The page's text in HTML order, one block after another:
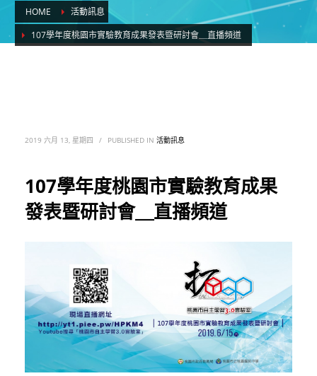
HOME
活動訊息
107學年度桃園市實驗教育成果發表暨研討會＿直播頻道
2019 六月 13, 星期四 / PUBLISHED IN 活動訊息
107學年度桃園市實驗教育成果
發表暨研討會＿直播頻道